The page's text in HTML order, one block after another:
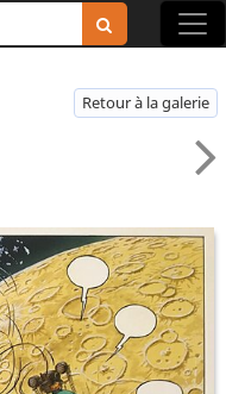
Retour à la galerie